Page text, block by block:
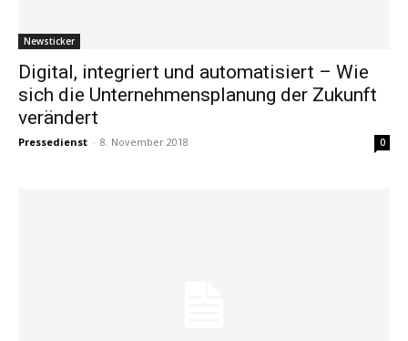
Newsticker
Digital, integriert und automatisiert – Wie
sich die Unternehmensplanung der Zukunft
verändert
Pressedienst - 8. November 2018 0